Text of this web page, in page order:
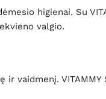
higienai. Su
valgio.
ir vaidmenį.